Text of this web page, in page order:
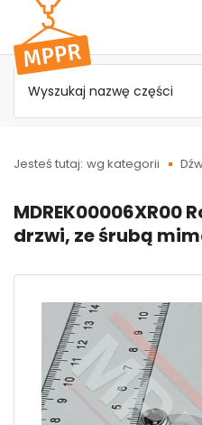
Przejdź do
menu
głównego
Jesteś tutaj: wg kategorii
MDREK00006XR00
drzwi, ze śrubą